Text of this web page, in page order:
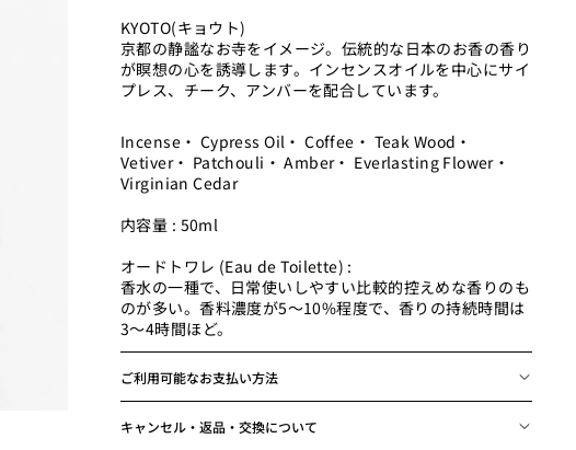
KYOTO(キョウト)
京都の静謐なお寺をイメージ。伝統的な日本のお香の香り
が瞑想の心を誘導します。インセンスオイルを中心にサイ
プレス、チーク、アンバーを配合しています。
Incense・ Cypress Oil・ Coffee・ Teak Wood・
Vetiver・ Patchouli・ Amber・ Everlasting Flower・
Virginian Cedar
内容量 : 50ml
オードトワレ (Eau de Toilette) :
香水の一種で、日常使いしやすい比較的控えめな香りのも
のが多い。香料濃度が5～10%程度で、香りの持続時間は
3～4時間ほど。
ご利用可能なお支払い方法
キャンセル・返品・交換について